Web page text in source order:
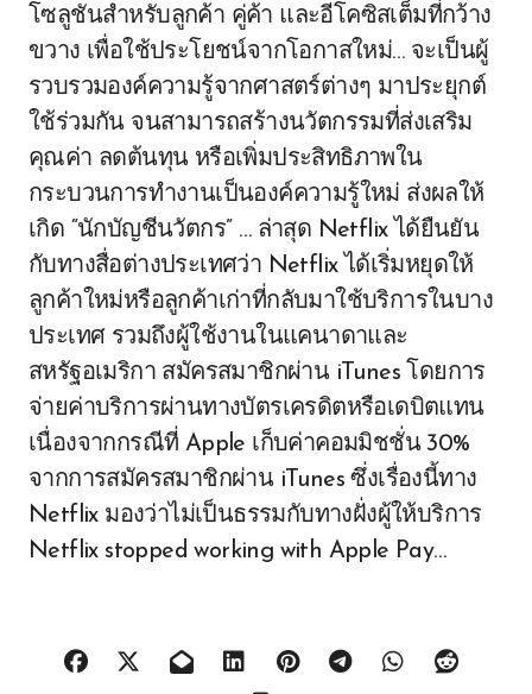
โซลูชันสำหรับลูกค้า คู่ค้า และอีโคซิสเต็มที่กว้าง
ขวาง เพื่อใช้ประโยชน์จากโอกาสใหม่… จะเป็นผู้
รวบรวมองค์ความรู้จากศาสตร์ต่างๆ มาประยุกต์
ใช้ร่วมกัน จนสามารถสร้างนวัตกรรมที่ส่งเสริม
คุณค่า ลดต้นทุน หรือเพิ่มประสิทธิภาพใน
กระบวนการทำงานเป็นองค์ความรู้ใหม่ ส่งผลให้
เกิด “นักบัญชีนวัตกร” … ล่าสุด Netflix ได้ยืนยัน
กับทางสื่อต่างประเทศว่า Netflix ได้เริ่มหยุดให้
ลูกค้าใหม่หรือลูกค้าเก่าที่กลับมาใช้บริการในบาง
ประเทศ รวมถึงผู้ใช้งานในแคนาดาและ
สหรัฐอเมริกา สมัครสมาชิกผ่าน iTunes โดยการ
จ่ายค่าบริการผ่านทางบัตรเครดิตหรือเดบิตแทน
เนื่องจากกรณีที่ Apple เก็บค่าคอมมิชชั่น 30%
จากการสมัครสมาชิกผ่าน iTunes ซึ่งเรื่องนี้ทาง
Netflix มองว่าไม่เป็นธรรมกับทางฝั่งผู้ให้บริการ
Netflix stopped working with Apple Pay…